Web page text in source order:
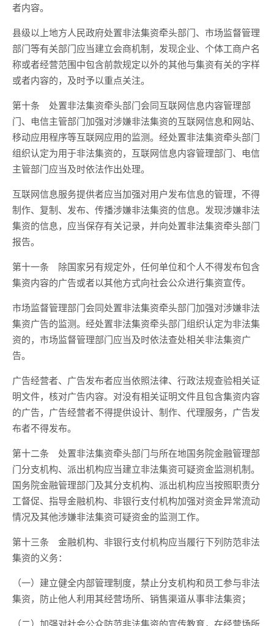
者内容。
县级以上地方人民政府处置非法集资牵头部门、市场监督管理
部门等有关部门应当建立会商机制，发现企业、个体工商户名
称或者经营范围中包含前款规定以外的其他与集资有关的字样
或者内容的，及时予以重点关注。
第十条 处置非法集资牵头部门会同互联网信息内容管理部
门、电信主管部门加强对涉嫌非法集资的互联网信息和网站、
移动应用程序等互联网应用的监测。经处置非法集资牵头部门
组织认定为用于非法集资的，互联网信息内容管理部门、电信
主管部门应当及时依法作出处理。
互联网信息服务提供者应当加强对用户发布信息的管理，不得
制作、复制、发布、传播涉嫌非法集资的信息。发现涉嫌非法
集资的信息，应当保存有关记录，并向处置非法集资牵头部门
报告。
第十一条 除国家另有规定外，任何单位和个人不得发布包含
集资内容的广告或者以其他方式向社会公众进行集资宣传。
市场监督管理部门会同处置非法集资牵头部门加强对涉嫌非法
集资广告的监测。经处置非法集资牵头部门组织认定为非法集
资的，市场监督管理部门应当及时依法查处相关非法集资广
告。
广告经营者、广告发布者应当依照法律、行政法规查验相关证
明文件，核对广告内容。对没有相关证明文件且包含集资内容
的广告，广告经营者不得提供设计、制作、代理服务，广告发
布者不得发布。
第十二条 处置非法集资牵头部门与所在地国务院金融管理部
门分支机构、派出机构应当建立非法集资可疑资金监测机制。
国务院金融管理部门及其分支机构、派出机构应当按照职责分
工督促、指导金融机构、非银行支付机构加强对资金异常流动
情况及其他涉嫌非法集资可疑资金的监测工作。
第十三条 金融机构、非银行支付机构应当履行下列防范非法
集资的义务：
（一）建立健全内部管理制度，禁止分支机构和员工参与非法
集资，防止他人利用其经营场所、销售渠道从事非法集资；
（二）加强对社会公众防范非法集资的宣传教育，在经营场所